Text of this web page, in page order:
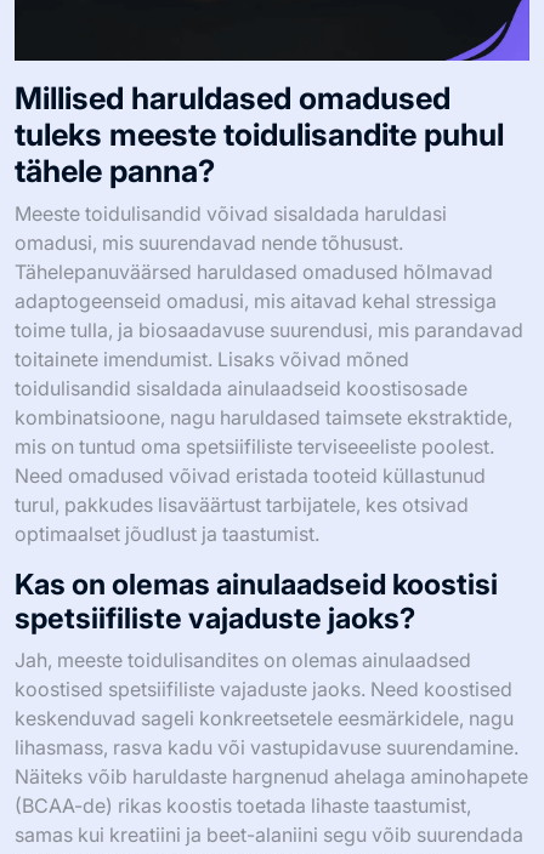
Millised haruldased omadused
tuleks meeste toidulisandite puhul
tähele panna?
Meeste toidulisandid võivad sisaldada haruldasi
omadusi, mis suurendavad nende tõhusust.
Tähelepanuväärsed haruldased omadused hõlmavad
adaptogeenseid omadusi, mis aitavad kehal stressiga
toime tulla, ja biosaadavuse suurendusi, mis parandavad
toitainete imendumist. Lisaks võivad mõned
toidulisandid sisaldada ainulaadseid koostisosade
kombinatsioone, nagu haruldased taimsete ekstraktide,
mis on tuntud oma spetsiifiliste terviseeeliste poolest.
Need omadused võivad eristada tooteid küllastunud
turul, pakkudes lisaväärtust tarbijatele, kes otsivad
optimaalset jõudlust ja taastumist.
Kas on olemas ainulaadseid koostisi
spetsiifiliste vajaduste jaoks?
Jah, meeste toidulisandites on olemas ainulaadsed
koostised spetsiifiliste vajaduste jaoks. Need koostised
keskenduvad sageli konkreetsetele eesmärkidele, nagu
lihasmass, rasva kadu või vastupidavuse suurendamine.
Näiteks võib haruldaste hargnenud ahelaga aminohapete
(BCAA-de) rikas koostis toetada lihaste taastumist,
samas kui kreatiini ja beet-alaniini segu võib suurendada